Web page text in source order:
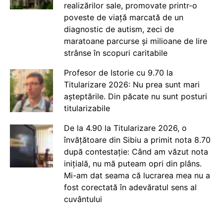
realizărilor sale, promovate printr-o
poveste de viață marcată de un
diagnostic de autism, zeci de
maratoane parcurse și milioane de lire
strânse în scopuri caritabile
Profesor de Istorie cu 9.70 la
Titularizare 2026: Nu prea sunt mari
așteptările. Din păcate nu sunt posturi
titularizabile
De la 4.90 la Titularizare 2026, o
învățătoare din Sibiu a primit nota 8.70
după contestație: Când am văzut nota
inițială, nu mă puteam opri din plâns.
Mi-am dat seama că lucrarea mea nu a
fost corectată în adevăratul sens al
cuvântului